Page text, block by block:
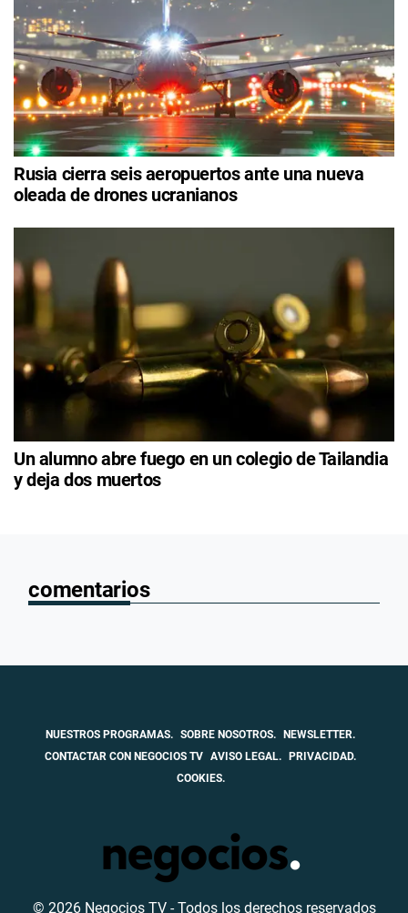
Rusia cierra seis aeropuertos ante una nueva
oleada de drones ucranianos
Un alumno abre fuego en un colegio de Tailandia
y deja dos muertos
comentarios
NUESTROS PROGRAMAS. SOBRE NOSOTROS.
NEWSLETTER.
CONTACTAR CON NEGOCIOS TV AVISO LEGAL.
PRIVACIDAD.
COOKIES.
© 2026 Negocios TV - Todos los derechos reservados